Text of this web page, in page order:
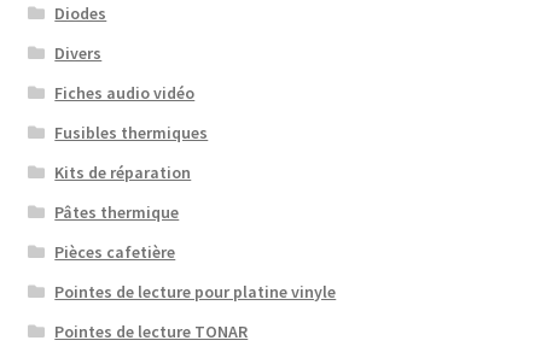
Diodes
Divers
Fiches audio vidéo
Fusibles thermiques
Kits de réparation
Pâtes thermique
Pièces cafetière
Pointes de lecture pour platine vinyle
Pointes de lecture TONAR